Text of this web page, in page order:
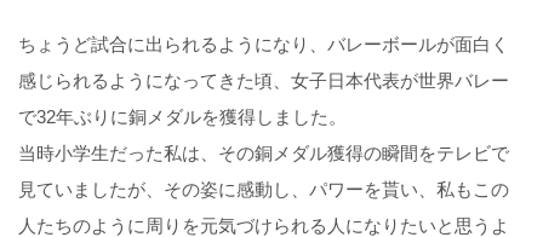
ちょうど試合に出られるようになり、バレーボールが面白く
感じられるようになってきた頃、女子日本代表が世界バレー
で32年ぶりに銅メダルを獲得しました。
当時小学生だった私は、その銅メダル獲得の瞬間をテレビで
見ていましたが、その姿に感動し、パワーを貰い、私もこの
人たちのように周りを元気づけられる人になりたいと思うよ